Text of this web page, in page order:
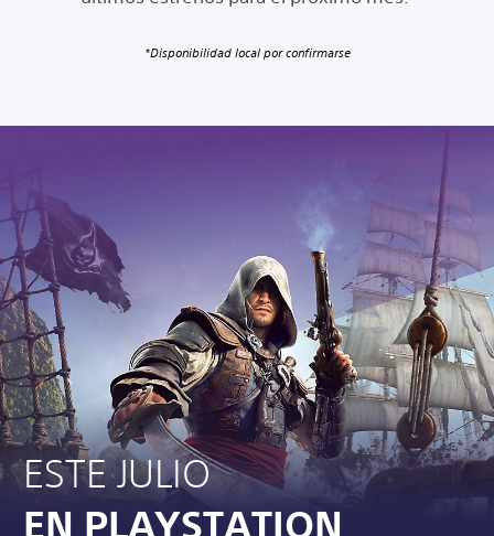
*Disponibilidad local por confirmarse
ESTE JULIO
EN PLAYSTATION